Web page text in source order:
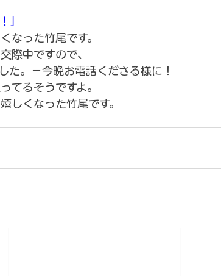
」
なった竹尾です。
際中ですので、
た。－今晩お電話くださる様に！
るそうですよ。
しくなった竹尾です。